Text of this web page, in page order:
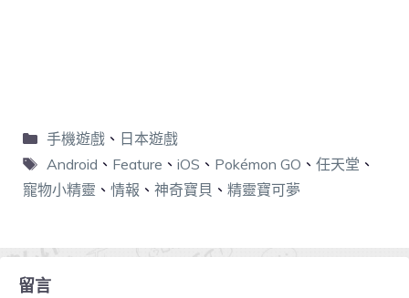
手機遊戲、 日本遊戲
Android 、 Feature 、 iOS 、 Pokémon GO 、 任天堂 、
寵物小精靈 、 情報 、 神奇寶貝 、 精靈寶可夢
留言